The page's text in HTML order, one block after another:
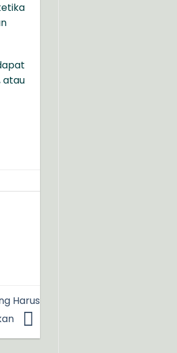
atau
Harus